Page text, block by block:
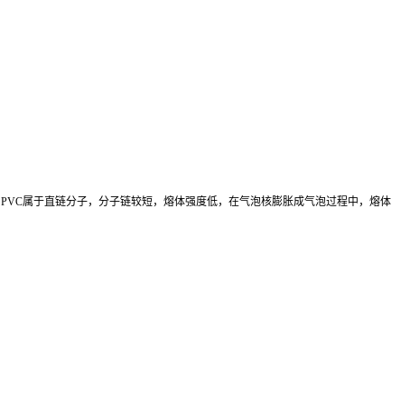
PVC属于直链分子，分子链较短，熔体强度低，在气泡核膨胀成气泡过程中，熔体